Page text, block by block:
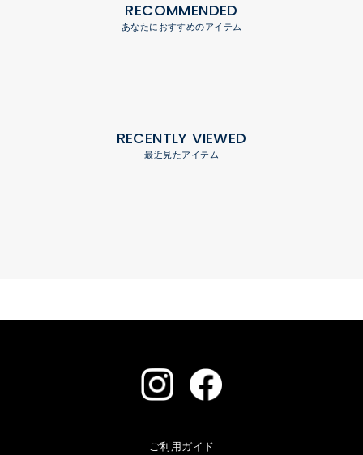
RECOMMENDED
あなたにおすすめのアイテム
RECENTLY VIEWED
最近見たアイテム
ご利用ガイド